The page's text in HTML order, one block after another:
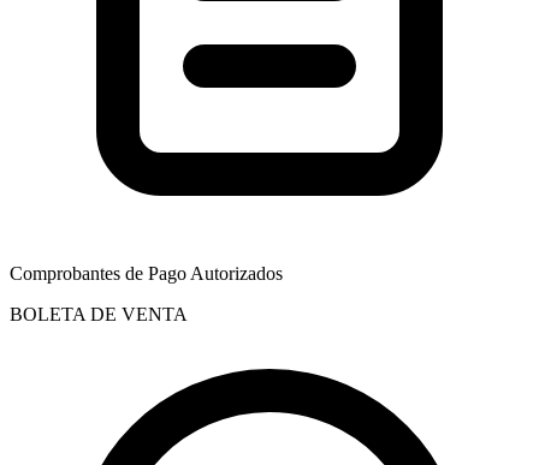
Comprobantes de Pago Autorizados
BOLETA DE VENTA